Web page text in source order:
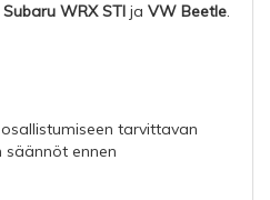
WRX STI ja VW Beetle.
tarvittavan
säännöt ennen